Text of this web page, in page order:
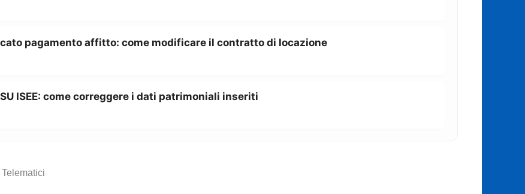
pagamento affitto: come modificare il contratto di locazione
ISEE: come correggere i dati patrimoniali inseriti